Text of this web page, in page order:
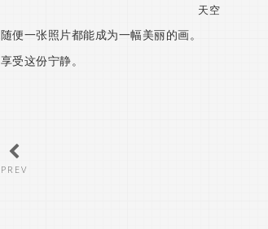
天空
随便一张照片都能成为一幅美丽的画。
享受这份宁静。
PREV